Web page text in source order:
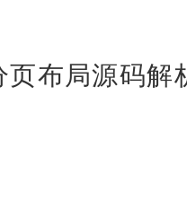
布局源码解